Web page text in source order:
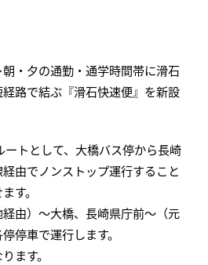
・夕の通勤・通学時間帯に滑石
路で結ぶ『滑石快速便』を新設
トとして、大橋バス停から長崎
由でノンストップ運行すること
す。
由）～大橋、長崎県庁前～（元
停車で運行します。
ます。